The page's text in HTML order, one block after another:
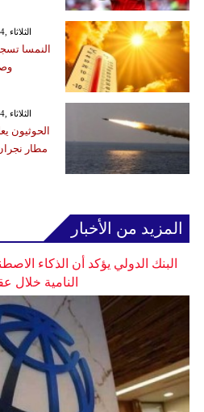
GMT 20:46 2026 الثلاثاء ,04 آب / أغسطس
النمسا
GMT 16:34 2026 الثلاثاء ,04 آب / أغسطس
الحوثيون
مطار
المزيد من الأخبار
البنك الدولي يؤكد أن الذكاء
النامية خلال